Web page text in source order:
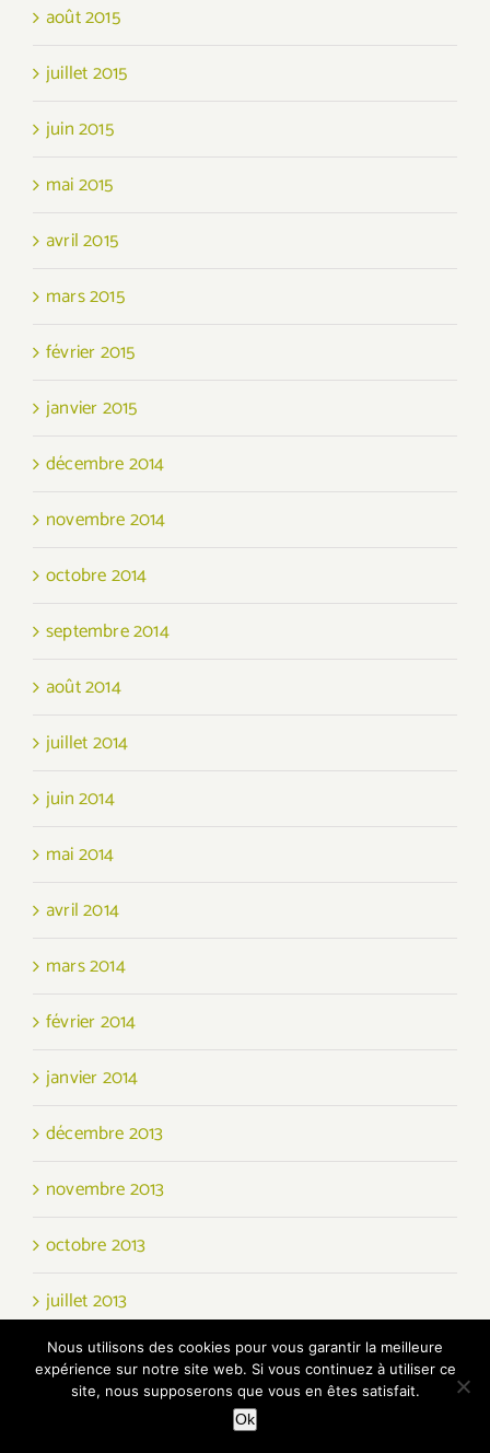
août 2015
juillet 2015
juin 2015
mai 2015
avril 2015
mars 2015
février 2015
janvier 2015
décembre 2014
novembre 2014
octobre 2014
septembre 2014
août 2014
juillet 2014
juin 2014
mai 2014
avril 2014
mars 2014
février 2014
janvier 2014
décembre 2013
novembre 2013
octobre 2013
juillet 2013
Rechercher:
Nous utilisons des cookies pour vous garantir la meilleure
expérience sur notre site web. Si vous continuez à utiliser ce
site, nous supposerons que vous en êtes satisfait.
Ok